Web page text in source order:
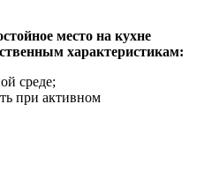
место на кухне
характеристикам:
среде;
при активном